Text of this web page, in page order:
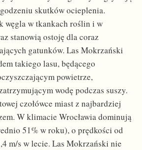
skutków ocieplenia.
węgla w tkankach roślin i w
stanowią ostoję dla coraz
gatunków. Las Mokrzański
takiego lasu, będącego
powietrze,
wodę podczas suszy.
czołówce miast z najbardziej
W klimacie Wrocławia dominują
51% w roku), o prędkości od
m/s w lecie. Las Mokrzański nie